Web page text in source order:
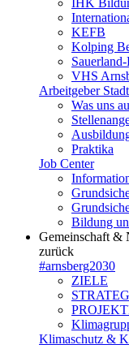
IHK
KEFB
Kolping
VHS
Arbeitgeber
Was uns
Praktika
Job Center
Bildung
Gemeinschaft &
zurück
#arnsberg2030
ZIELE
Klimaschutz &